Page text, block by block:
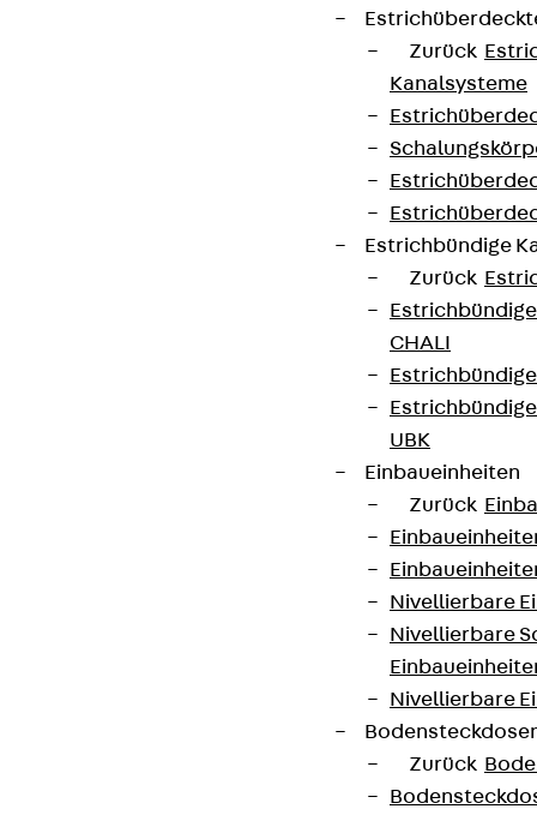
Zurück
Kanalsysteme
Estrichbündige
Zurück
CHALI
UBK
Einbaueinheiten
Zurück
Nivellierbare
Nivellierbare
Nivellierbare
Zurück